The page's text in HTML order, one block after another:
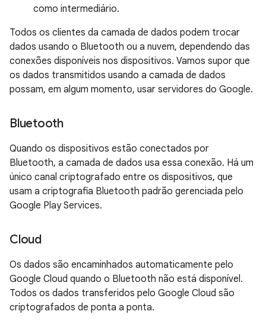
como intermediário.
Todos os clientes da camada de dados podem trocar
dados usando o Bluetooth ou a nuvem, dependendo das
conexões disponíveis nos dispositivos. Vamos supor que
os dados transmitidos usando a camada de dados
possam, em algum momento, usar servidores do Google.
Bluetooth
Quando os dispositivos estão conectados por
Bluetooth, a camada de dados usa essa conexão. Há um
único canal criptografado entre os dispositivos, que
usam a criptografia Bluetooth padrão gerenciada pelo
Google Play Services.
Cloud
Os dados são encaminhados automaticamente pelo
Google Cloud quando o Bluetooth não está disponível.
Todos os dados transferidos pelo Google Cloud são
criptografados de ponta a ponta.